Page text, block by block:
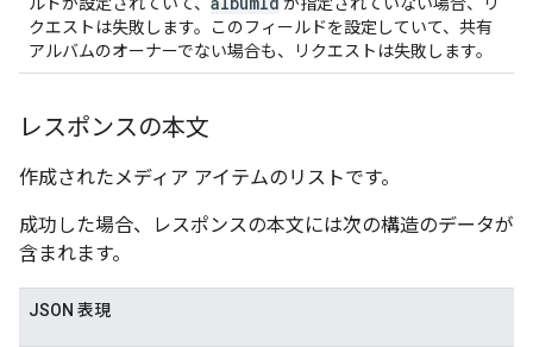
クエストは失敗します。このフィールドを設定していて、共有
アルバムのオーナーでない場合も、リクエストは失敗します。
レスポンスの本文
作成されたメディア アイテムのリストです。
成功した場合、レスポンスの本文には次の構造のデータが
含まれます。
JSON 表現